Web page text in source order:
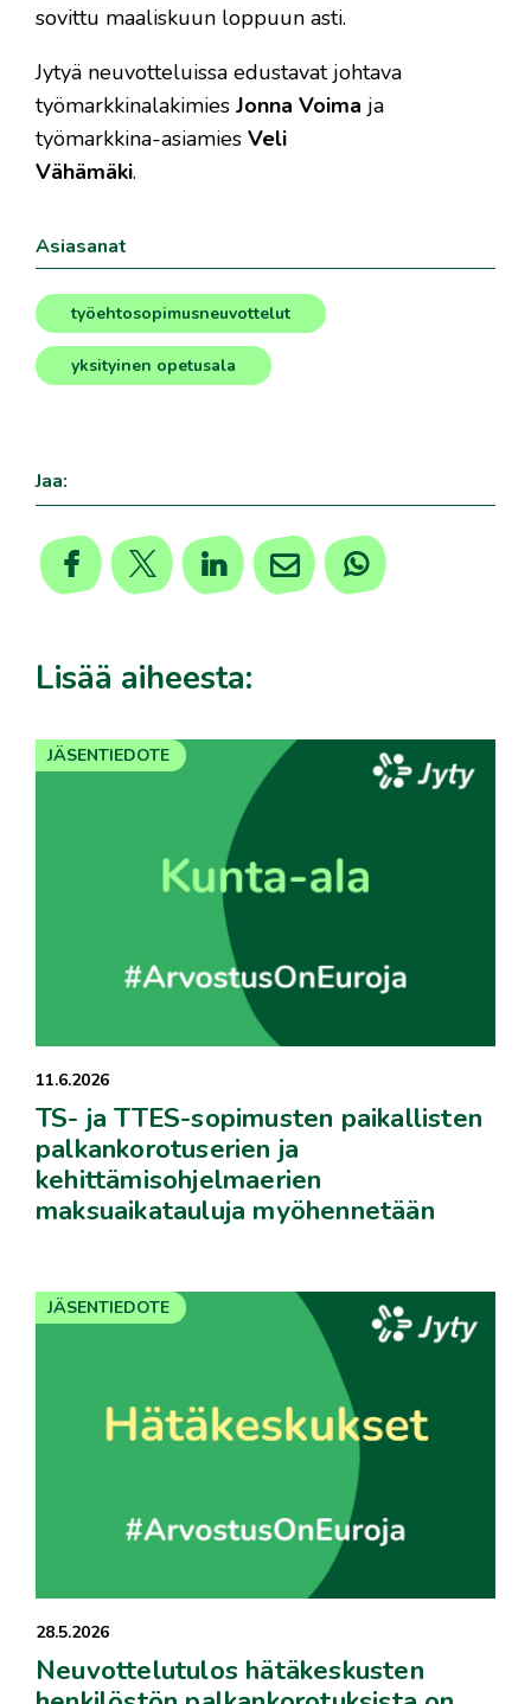
sovittu maaliskuun loppuun asti.
Jytyä neuvotteluissa edustavat johtava
työmarkkinalakimies Jonna Voima ja
työmarkkina-asiamies Veli
Vähämäki.
Asiasanat
työehtosopimusneuvottelut
, yksityinen opetusala
Jaa:
Lisää aiheesta:
11.6.2026
TS- ja TTES-sopimusten paikallisten
palkankorotuserien ja
kehittämisohjelmaerien
maksuaikatauluja myöhennetään
JÄSENTIEDOTE
28.5.2026
Neuvottelutulos hätäkeskusten
JÄSENTIEDOTE